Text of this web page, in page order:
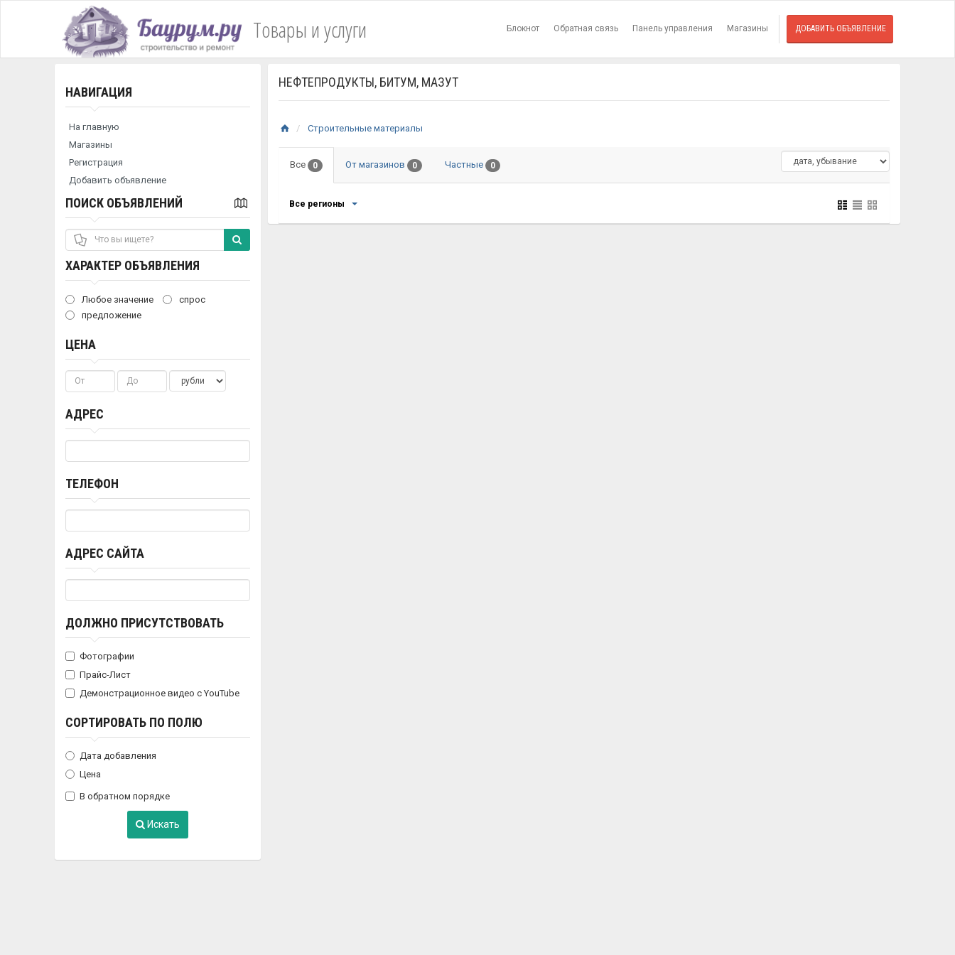
Товары и услуги Блокнот Обратная связь Панель управления Магазины ДОБАВИТЬ ОБЪЯВЛЕНИЕ
НАВИГАЦИЯ
На главную
Магазины
Регистрация
Добавить объявление
ПОИСК ОБЪЯВЛЕНИЙ
ХАРАКТЕР ОБЪЯВЛЕНИЯ
Любое значение
спрос
предложение
ЦЕНА
АДРЕС
ТЕЛЕФОН
АДРЕС САЙТА
ДОЛЖНО ПРИСУТСТВОВАТЬ
Фотографии
Прайс-Лист
Демонстрационное видео с YouTube
СОРТИРОВАТЬ ПО ПОЛЮ
Дата добавления
Цена
В обратном порядке
Искать
НЕФТЕПРОДУКТЫ, БИТУМ, МАЗУТ
Строительные материалы
Все 0 От магазинов 0 Частные 0
Все регионы